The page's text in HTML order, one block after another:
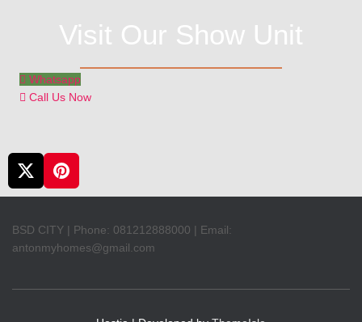
Visit Our Show Unit
Whatsapp
Call Us Now
BSD CITY | Phone: 081212888000 | Email:
antonmyhomes@gmail.com